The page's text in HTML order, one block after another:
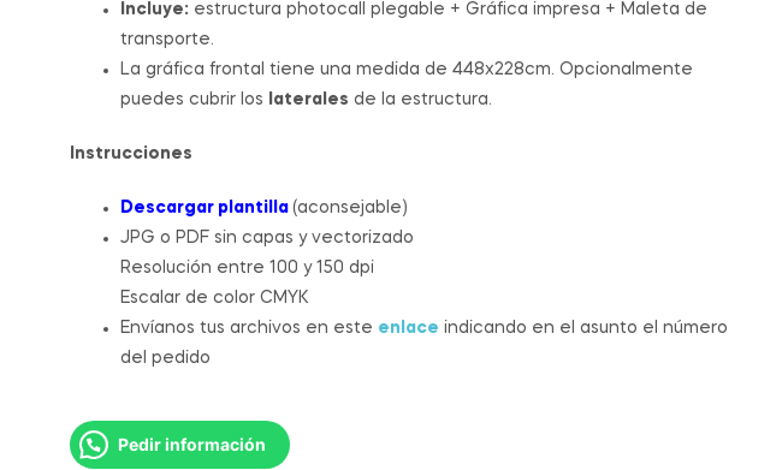
Incluye: estructura photocall plegable + Gráfica impresa + Maleta de
transporte.
La gráfica frontal tiene una medida de 448x228cm. Opcionalmente
puedes cubrir los laterales de la estructura.
Instrucciones
Descargar plantilla (aconsejable)
JPG o PDF sin capas y vectorizado
Resolución entre 100 y 150 dpi
Escalar de color CMYK
Envíanos tus archivos en este enlace indicando en el asunto el número
del pedido
Pedir información